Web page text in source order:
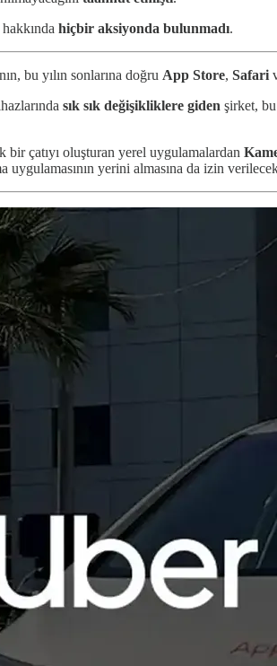
hiçbir aksiyonda bulunmadı.
bu yılın sonlarına doğru App Store, Safari
sık sık değişikliklere giden şirket,
bir çatıyı oluşturan yerel uygulamalardan
uygulamasının yerini almasına da izin